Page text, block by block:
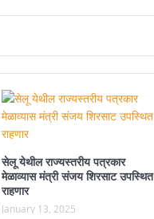
सेलू येथील राज्यस्तरीय पत्रकार
मेळाव्यास मंत्री संजय शिरसाट उपस्थित
राहणार
January 13, 2025